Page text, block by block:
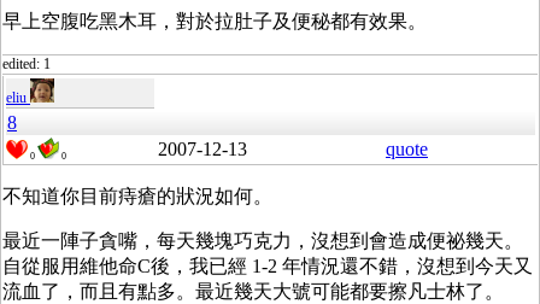
早上空腹吃黑木耳，對於拉肚子及便秘都有效果。
edited: 1
eliu
8
0 0 2007-12-13 quote
不知道你目前痔瘡的狀況如何。
最近一陣子貪嘴，每天幾塊巧克力，沒想到會造成便祕幾天。
自從服用維他命C後，我已經 1-2 年情況還不錯，沒想到今天又
流血了，而且有點多。最近幾天大號可能都要擦凡士林了。